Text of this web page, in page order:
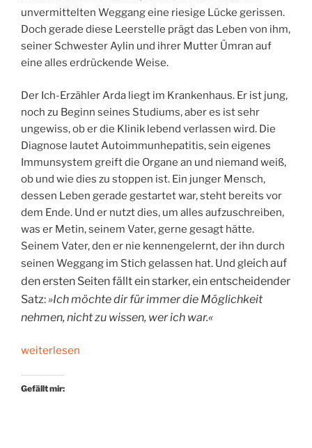
unvermittelten Weggang eine riesige Lücke gerissen.
Doch gerade diese Leerstelle prägt das Leben von ihm,
seiner Schwester Aylin und ihrer Mutter Ümran auf
eine alles erdrückende Weise.
Der Ich-Erzähler Arda liegt im Krankenhaus. Er ist jung,
noch zu Beginn seines Studiums, aber es ist sehr
ungewiss, ob er die Klinik lebend verlassen wird. Die
Diagnose lautet Autoimmunhepatitis, sein eigenes
Immunsystem greift die Organe an und niemand weiß,
ob und wie dies zu stoppen ist. Ein junger Mensch,
dessen Leben gerade gestartet war, steht bereits vor
dem Ende. Und er nutzt dies, um alles aufzuschreiben,
was er Metin, seinem Vater, gerne gesagt hätte.
Seinem Vater, den er nie kennengelernt, der ihn durch
seinen Weggang im Stich gelassen hat. Und gleich auf
den ersten Seiten fällt ein starker, ein entscheidender
Satz:»Ich möchte dir für immer die Möglichkeit
nehmen, nicht zu wissen, wer ich war.«
„Brief
den
weiterlesen
Gefällt mir: